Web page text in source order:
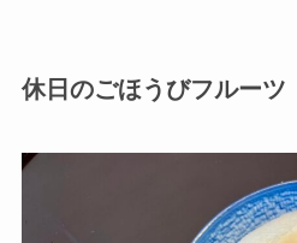
休日のごほうびフルーツ